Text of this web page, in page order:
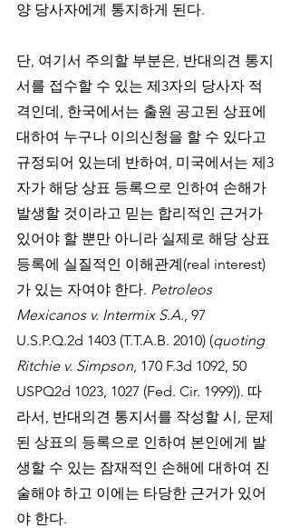
양 당사자에게 통지하게 된다.
단, 여기서 주의할 부분은, 반대의견 통지
서를 접수할 수 있는 제3자의 당사자 적
격인데, 한국에서는 출원 공고된 상표에
대하여 누구나 이의신청을 할 수 있다고
규정되어 있는데 반하여, 미국에서는 제3
자가 해당 상표 등록으로 인하여 손해가
발생할 것이라고 믿는 합리적인 근거가
있어야 할 뿐만 아니라 실제로 해당 상표
등록에 실질적인 이해관계(real interest)
가 있는 자여야 한다. Petroleos
Mexicanos v. Intermix S.A., 97
U.S.P.Q.2d 1403 (T.T.A.B. 2010) (quoting
Ritchie v. Simpson, 170 F.3d 1092, 50
USPQ2d 1023, 1027 (Fed. Cir. 1999)). 따
라서, 반대의견 통지서를 작성할 시, 문제
된 상표의 등록으로 인하여 본인에게 발
생할 수 있는 잠재적인 손해에 대하여 진
술해야 하고 이에는 타당한 근거가 있어
야 한다.